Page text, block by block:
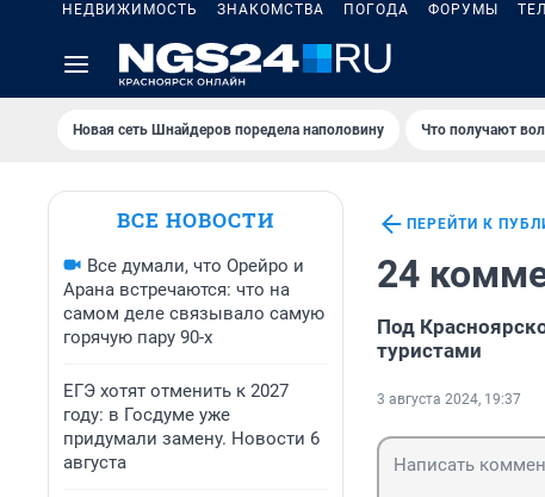
НЕДВИЖИМОСТЬ ЗНАКОМСТВА ПОГОДА ФОРУМЫ
Новая сеть Шнайдеров поредела наполовину Что получают
ВСЕ НОВОСТИ
Все думали, что Орейро и
Арана встречаются: что на
самом деле связывало самую
горячую пару 90-х
ЕГЭ хотят отменить к 2027
году: в Госдуме уже
придумали замену. Новости 6
августа
ПЕРЕЙТИ К
24
Под
туристами
3 августа 2024, 19:37